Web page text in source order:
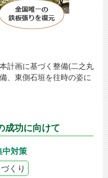
計画に基づく整備(二之丸
、東側石垣を往時の姿に
成功に向けて
中対策
くり